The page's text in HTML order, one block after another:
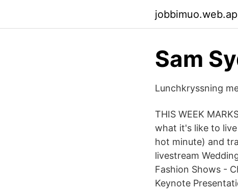
Sam
Lunchkryssning
THIS WEEK
what it's like to
hot minute) and
livestream
Fashion Shows -
Keynote